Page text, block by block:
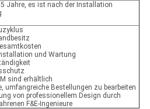
Jahre, es ist nach der Installation
und Wartung
sind erhältlich
umfangreiche Bestellungen zu bearbeiten
von professionellem Design durch
F&E-Ingenieure